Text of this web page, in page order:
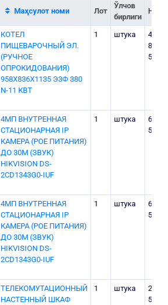
Маҳсулот номи Лот
Ўлчов
бирлиги
КОТЕЛ
ПИЩЕВАРОЧНЫЙ ЭЛ.
(РУЧНОЕ
ОПРОКИДОВАНИЯ)
958Х836Х1135 Э3Ф 380
N-11 КВТ
1 штука
46
800
500
4МП ВНУТРЕННАЯ
СТАЦИОНАРНАЯ IP
КАМЕРА (POE ПИТАНИЯ)
ДО 30М (ЗВУК)
HIKVISION DS-
2CD1343G0-IUF
1 штука
655
500
4МП ВНУТРЕННАЯ
СТАЦИОНАРНАЯ IP
КАМЕРА (POE ПИТАНИЯ)
ДО 30М (ЗВУК)
HIKVISION DS-
2CD1343G0-IUF
1 штука
655
500
ТЕЛЕКОМУТАЦИОННЫЙ
НАСТЕННЫЙ ШКАФ
1 штука
2 250
500